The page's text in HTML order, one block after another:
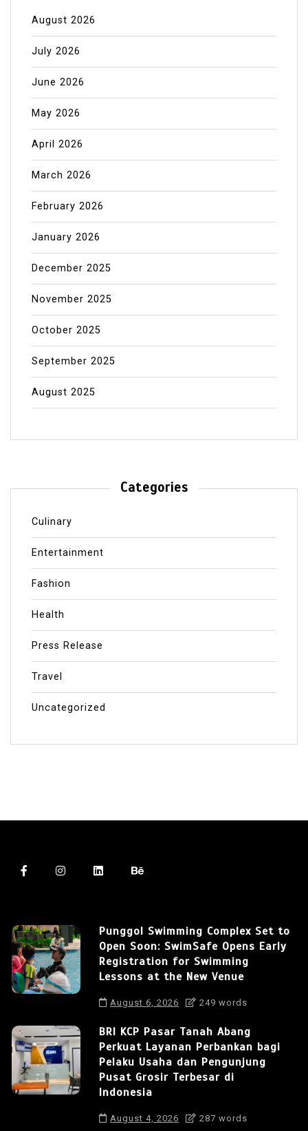
August 2026
July 2026
June 2026
May 2026
April 2026
March 2026
February 2026
January 2026
December 2025
November 2025
October 2025
September 2025
August 2025
Categories
Culinary
Entertainment
Fashion
Health
Press Release
Travel
Uncategorized
Punggol Swimming Complex Set to
Open Soon: SwimSafe Opens Early
Registration for Swimming
Lessons at the New Venue
August 6, 2026 249 words
BRI KCP Pasar Tanah Abang
Perkuat Layanan Perbankan bagi
Pelaku Usaha dan Pengunjung
Pusat Grosir Terbesar di
Indonesia
August 4, 2026 287 words